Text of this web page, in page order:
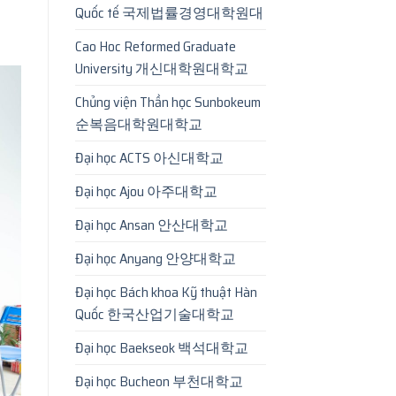
Quốc tế 국제법률경영대학원대
Cao Hoc Reformed Graduate
University 개신대학원대학교
Chủng viện Thần học Sunbokeum
순복음대학원대학교
Đại học ACTS 아신대학교
Đại học Ajou 아주대학교
Đại học Ansan 안산대학교
Đại học Anyang 안양대학교
Đại học Bách khoa Kỹ thuật Hàn
Quốc 한국산업기술대학교
Đại học Baekseok 백석대학교
Đại học Bucheon 부천대학교